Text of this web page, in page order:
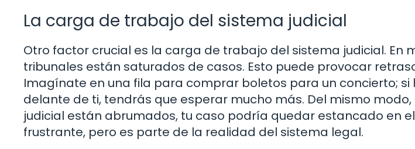
La carga de trabajo del sistema judicial
Otro factor crucial es la carga de trabajo del sistema judicial. En
tribunales están saturados de casos. Esto puede provocar
Imagínate en una fila para comprar boletos para un concierto;
delante de ti, tendrás que esperar mucho más. Del mismo modo,
judicial están abrumados, tu caso podría quedar estancado en
frustrante, pero es parte de la realidad del sistema legal.